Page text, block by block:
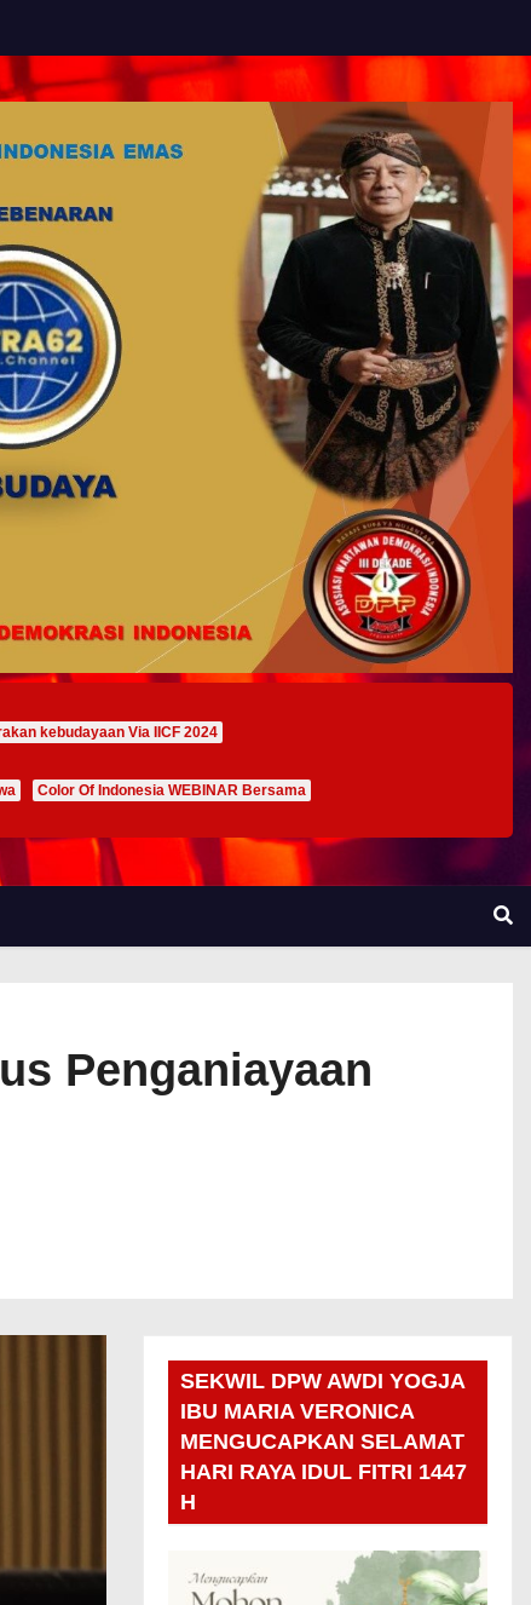
kebudayaan Via IICF 2024
Color Of Indonesia WEBINAR Bersama
Penganiayaan
SEKWIL DPW AWDI YOGJA
IBU MARIA VERONICA
MENGUCAPKAN SELAMAT
HARI RAYA IDUL FITRI 1447
H